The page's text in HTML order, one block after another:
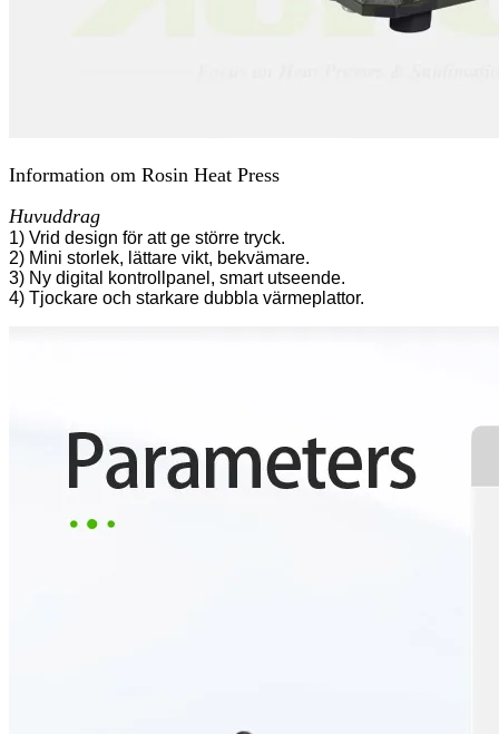
Information om Rosin Heat Press
Huvuddrag
1) Vrid design för att ge större tryck.
2) Mini storlek, lättare vikt, bekvämare.
3) Ny digital kontrollpanel, smart utseende.
4) Tjockare och starkare dubbla värmeplattor.